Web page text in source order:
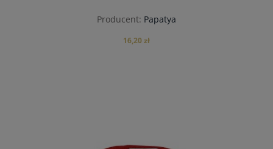
Producent: Papatya
16,20 zł